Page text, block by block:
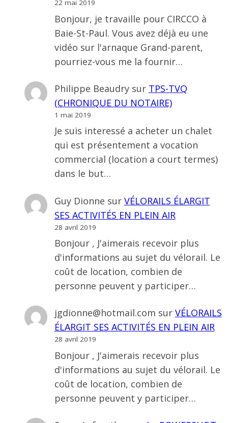
22 mai 2019
Bonjour, je travaille pour CIRCCO à
Baie-St-Paul. Vous avez déjà eu une
vidéo sur l'arnaque Grand-parent,
pourriez-vous me la fournir…
Philippe Beaudrysur TPS-TVQ
(CHRONIQUE DU NOTAIRE)
1 mai 2019
Je suis interessé a acheter un chalet
qui est présentement a vocation
commercial (location a court termes)
dans le but…
Guy Dionne sur VÉLORAILS ÉLARGIT
SES ACTIVITÉS EN PLEIN AIR
28 avril 2019
Bonjour , J'aimerais recevoir plus
d'informations au sujet du vélorail. Le
coût de location, combien de
personne peuvent y participer…
jgdionne@hotmail.com sur VÉLORAILS
ÉLARGIT SES ACTIVITÉS EN PLEIN AIR
28 avril 2019
Bonjour , J'aimerais recevoir plus
d'informations au sujet du vélorail. Le
coût de location, combien de
personne peuvent y participer…